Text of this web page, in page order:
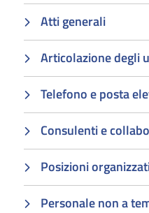
Atti generali
Articolazione degli
Telefono e posta
Consulenti e
Posizioni
Personale non a